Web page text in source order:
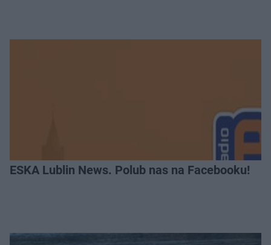
ESKA Lublin News. Polub nas na Facebooku!